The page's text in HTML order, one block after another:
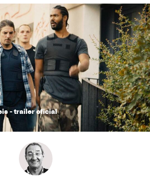
- trailer oficial